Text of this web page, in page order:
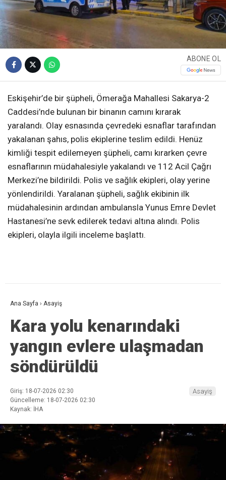
ABONE OL
Eskişehir’de bir şüpheli, Ömerağa Mahallesi Sakarya-2
Caddesi’nde bulunan bir binanın camını kırarak
yaralandı. Olay esnasında çevredeki esnaflar tarafından
yakalanan şahıs, polis ekiplerine teslim edildi. Henüz
kimliği tespit edilemeyen şüpheli, camı kırarken çevre
esnaflarının müdahalesiyle yakalandı ve 112 Acil Çağrı
Merkezi’ne bildirildi. Polis ve sağlık ekipleri, olay yerine
yönlendirildi. Yaralanan şüpheli, sağlık ekibinin ilk
müdahalesinin ardından ambulansla Yunus Emre Devlet
Hastanesi’ne sevk edilerek tedavi altına alındı. Polis
ekipleri, olayla ilgili inceleme başlattı.
Ana Sayfa › Asayiş
Kara yolu kenarındaki
yangın evlere ulaşmadan
söndürüldü
Giriş: 18-07-2026 02:30
Güncelleme: 18-07-2026 02:30
Kaynak: İHA
Asayiş